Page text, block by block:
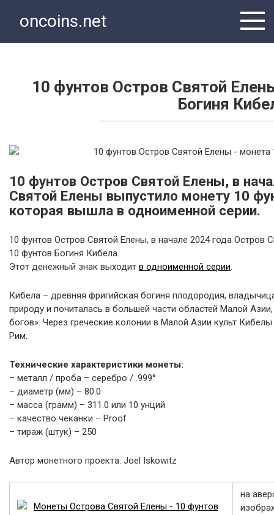
oncoins.net
10 фунтов Остров Святой
Богиня
10 фунтов Остров Святой Елены, в
Святой Елены выпустило монету 10
которая вышла в одноименной серии.
10 фунтов Остров Святой Елены, в начале 2024 года Остров
10 фунтов Богиня Кибела.
Этот денежный знак выходит в одноименной серии.
Кибела – древняя фригийская богиня плодородия,
природу и почиталась в большей части областей Малой
богов». Через греческие колонии в Малой Азии культ
Рим.
Технические характеристики монеты:
– металл / проба – серебро / .999°
– диаметр (мм) – 80.0
– масса (грамм) – 311.0 или 10 унций
– качество чеканки – Proof
– тираж (штук) – 250
Автор монетного проекта: Joel Iskowitz
на